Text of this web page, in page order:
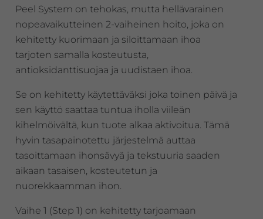
Peel System on tehokas, mutta hellävarainen
nopeavaikutteinen 2-vaiheinen hoito, joka on
kehitetty kuorimaan ja siloittamaan ihoa
tarjoten samalla kosteutusta,
antioksidanttisuojaa ja uudistaen ihoa.
Se on kehitetty käytettäväksi joka toinen päivä ja
sen käyttö saattaa tuntua iholla viileän
kihelmöivältä, kun tuote alkaa aktivoitua. Tämä
hyvin tasapainotettu järjestelmä auttaa
tasoittamaan ihonsävyä ja tekstuuria saaden
aikaan tasaisen, kosteutetun ja
nuorekkaamman ihon.
Vaihe 1 (Step 1) on kehitetty tarjoamaan